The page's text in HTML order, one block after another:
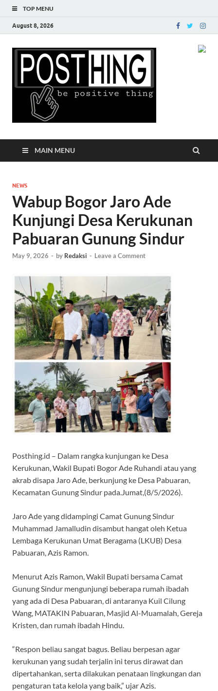
TOP MENU
August 8, 2026
MAIN MENU
NEWS
Wabup Bogor Jaro Ade
Kunjungi Desa Kerukunan
Pabuaran Gunung Sindur
May 9, 2026 - by Redaksi - Leave a Comment
Posthing.id – Dalam rangka kunjungan ke Desa
Kerukunan, Wakil Bupati Bogor Ade Ruhandi atau yang
akrab disapa Jaro Ade, berkunjung ke Desa Pabuaran,
Kecamatan Gunung Sindur pada.Jumat,(8/5/2026).
Jaro Ade yang didampingi Camat Gunung Sindur
Muhammad Jamalludin disambut hangat oleh Ketua
Lembaga Kerukunan Umat Beragama (LKUB) Desa
Pabuaran, Azis Ramon.
Menurut Azis Ramon, Wakil Bupati bersama Camat
Gunung Sindur mengunjungi beberapa rumah ibadah
yang ada di Desa Pabuaran, di antaranya Kuil Cilung
Wang, MATAKIN Pabuaran, Masjid Al-Muamalah, Gereja
Kristen, dan rumah ibadah Hindu.
“Respon beliau sangat bagus. Beliau berpesan agar
kerukunan yang sudah terjalin ini terus dirawat dan
dipertahankan, serta dilakukan penataan lingkungan dan
pengaturan tata kelola yang baik,” ujar Azis.